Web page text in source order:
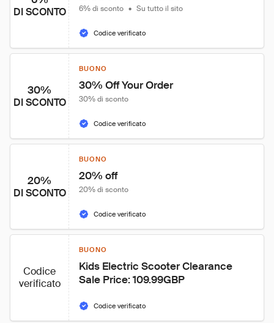
DI SCONTO 6% di sconto • Su tutto il sito
Codice verificato
30%
DI SCONTO
BUONO
30% Off Your Order
30% di sconto
Codice verificato
20%
DI SCONTO
BUONO
20% off
20% di sconto
Codice verificato
Codice
verificato
BUONO
Kids Electric Scooter Clearance
Sale Price: 109.99GBP
Codice verificato